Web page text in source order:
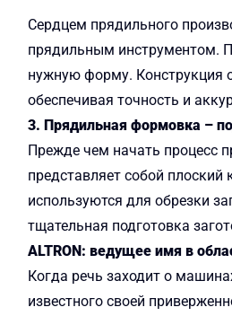
Сердцем прядильного
прядильным инструментом.
нужную форму. Конструкция
обеспечивая точность и
3. Прядильная формовка –
Прежде чем начать процесс
представляет собой
используются для обрезки
тщательная подготовка
ALTRON: ведущее имя в
Когда речь заходит о
известного своей